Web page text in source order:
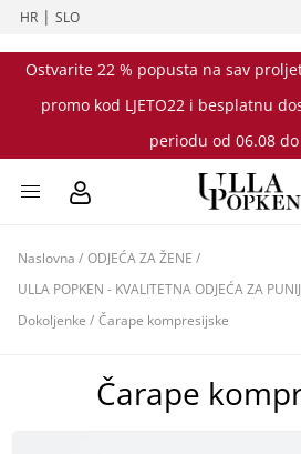
HR |SLO
Ostvarite 22 % popusta na sav
promo kod LJETO22 i besplatnu
periodu od 06.08 do
Naslovna / ODJEĆA ZA ŽENE /
ULLA POPKEN - KVALITETNA ODJEĆA ZA
Dokoljenke / Čarape kompresijske
Čarape